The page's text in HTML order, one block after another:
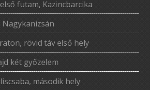
futam, Kazincbarcika
rövid táv első hely
két győzelem
második hely